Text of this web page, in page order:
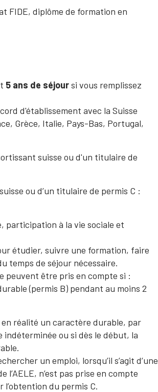
FIDE, diplôme de formation en
5 ans de séjoursi vous remplissez
d'établissement avec la Suisse
Grèce, Italie, Pays-Bas, Portugal,
suisse ou d'un titulaire de
ou d’un titulaire de permis C :
participation à la vie sociale et
étudier, suivre une formation, faire
temps de séjour nécessaire.
peuvent être pris en compte si :
(permis B) pendant au moins 2
réalité un caractère durable, par
ou si dès le début, la
un emploi, lorsqu’il s’agit d’une
l’AELE, n’est pas prise en compte
du permis C.